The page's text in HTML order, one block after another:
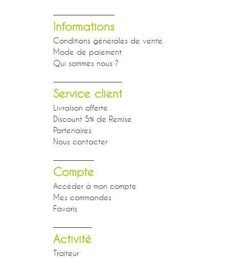
Informations
Conditions générales de vente
Mode de paiement
Qui sommes nous ?
Service client
Livraison offerte
Discount 5% de Remise
Partenaires
Nous contacter
Compte
Accéder à mon compte
Mes commandes
Favoris
Activité
Traiteur